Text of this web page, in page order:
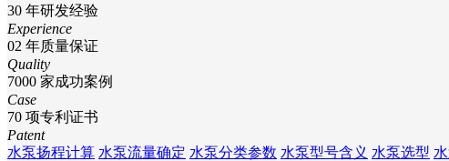
30 年研发经验
Experience
02 年质量保证
Quality
7000 家成功案例
Case
70 项专利证书
Patent
水泵扬程计算 水泵流量确定 水泵分类参数 水泵型号含义 水泵选型